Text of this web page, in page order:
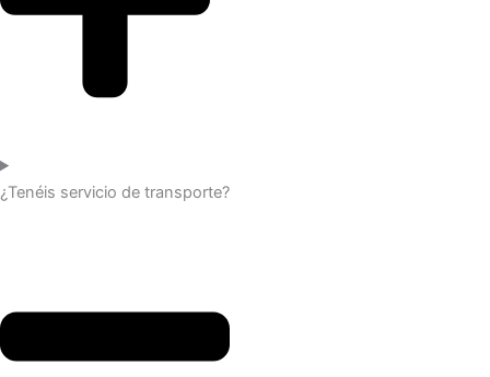
¿Tenéis servicio de transporte?